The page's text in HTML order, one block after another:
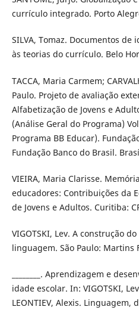
currículo integrado. Porto
SILVA, Tomaz. Documentos
às teorias do currículo. Belo
TACCA, Maria Carmem;
Paulo. Projeto de avaliação
Alfabetização de Jovens e
(Análise Geral do Programa)
Programa BB Educar).
Fundação Banco do Brasil.
VIEIRA, Maria Clarisse.
educadores: Contribuições da
de Jovens e Adultos. Curitiba:
VIGOTSKI, Lev. A construção
linguagem. São Paulo: Martins
________. Aprendizagem e
idade escolar. In: VIGOTSKI,
LEONTIEV, Alexis. Linguagem,